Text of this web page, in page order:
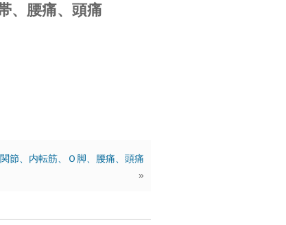
、腰痛、頭痛
節、内転筋、Ｏ脚、腰痛、頭痛
»